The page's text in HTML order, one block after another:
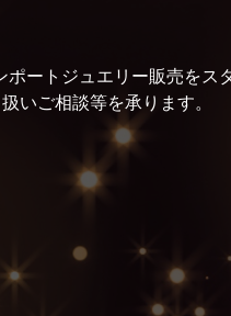
ートジュエリー販売をス
いご相談等を承ります。